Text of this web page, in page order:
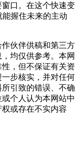
口。在这个快速变
握住未来的主动
伙伴供稿和第三方
均仅供参考。本网
，但不保证有关资
步核实，并对任何
引致的错误、不确
个人认为本网站中
或存在不实内容